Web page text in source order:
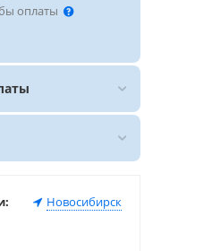
оплаты
Новосибирск